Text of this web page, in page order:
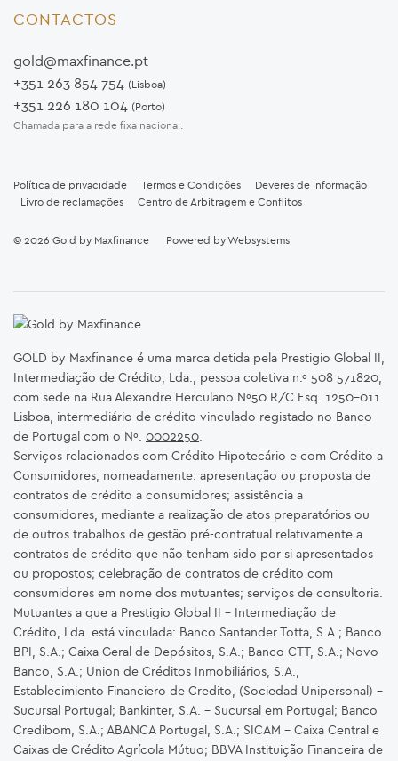
CONTACTOS
gold@maxfinance.pt
+351 263 854 754 (Lisboa)
+351 226 180 104 (Porto)
Chamada para a rede fixa nacional.
Política de privacidade Termos e Condições
Deveres de Informação
Livro de reclamações
Centro de Arbitragem e Conflitos
© 2026 Gold by Maxfinance Powered byWebsystems
GOLD by Maxfinance é uma marca detida pela Prestigio Global II,
Intermediação de Crédito, Lda., pessoa coletiva n.º 508 571820,
com sede na Rua Alexandre Herculano Nº50 R/C Esq. 1250-011
Lisboa, intermediário de crédito vinculado registado no Banco
de Portugal com o Nº. 0002250.
Serviços relacionados com Crédito Hipotecário e com Crédito a
Consumidores, nomeadamente: apresentação ou proposta de
contratos de crédito a consumidores; assistência a
consumidores, mediante a realização de atos preparatórios ou
de outros trabalhos de gestão pré-contratual relativamente a
contratos de crédito que não tenham sido por si apresentados
ou propostos; celebração de contratos de crédito com
consumidores em nome dos mutuantes; serviços de consultoria.
Mutuantes a que a Prestigio Global II – Intermediação de
Crédito, Lda. está vinculada: Banco Santander Totta, S.A.; Banco
BPI, S.A.; Caixa Geral de Depósitos, S.A.; Banco CTT, S.A.; Novo
Banco, S.A.; Union de Créditos Inmobiliários, S.A.,
Establecimiento Financiero de Credito, (Sociedad Unipersonal) -
Sucursal Portugal; Bankinter, S.A. – Sucursal em Portugal; Banco
Credibom, S.A.; ABANCA Portugal, S.A.; SICAM - Caixa Central e
Caixas de Crédito Agrícola Mútuo; BBVA Instituição Financeira de